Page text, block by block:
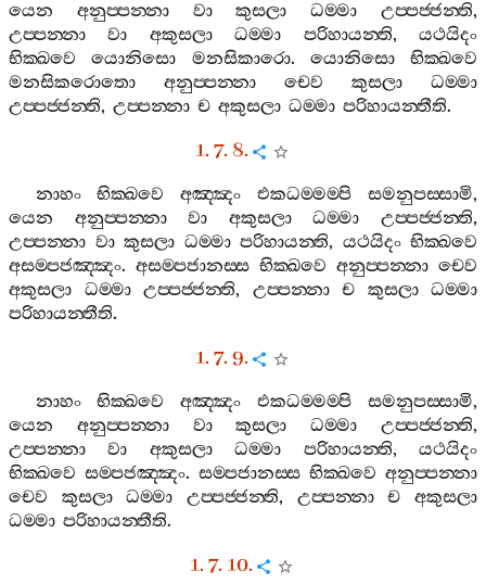
යෙන
අනුප‍්පන‍්නා වා කුසලා ධම‍්මා උප‍්පජ‍්ජන‍්ති,
උප‍්පන‍්නා
වා අකුසලා ධම‍්මා පරිහායන‍්ති,යථයිදං
භික‍්ඛවෙ
යොනිසො මනසිකාරො. යොනිසො
භික‍්ඛවෙ
මනසිකරොතො
අනුප‍්පන‍්නා චෙව කුසලා
ධම‍්මා
උප‍්පජ‍්ජන‍්ති, උප‍්පන‍්නා ච අකුසලා ධම‍්මා පරිහායන‍්තීති.
1. 7. 8.
නාහං භික‍්ඛවෙ අඤ‍්ඤං එකධම‍්මම‍්පි සමනුපස‍්සාමි,
යෙන
අනුප‍්පන‍්නා වා අකුසලා ධම‍්මා උප‍්පජ‍්ජන‍්ති,
උප‍්පන‍්නා වා කුසලා ධම‍්මා පරිහායන‍්ති, යථයිදං භික‍්ඛවෙ
අසම‍්පජඤ‍්ඤං. අසම‍්පජානස‍්ස භික‍්ඛවෙ අනුප‍්පන‍්නා චෙව
අකුසලා
ධම‍්මා උප‍්පජ‍්ජන‍්ති, උප‍්පන‍්නා ච කුසලා
ධම‍්මා
පරිහායන‍්තීති.
1. 7. 9.
නාහං භික‍්ඛවෙ අඤ‍්ඤං එකධම‍්මම‍්පි සමනුපස‍්සාමි,
යෙන
අනුප‍්පන‍්නා වා කුසලා ධම‍්මා උප‍්පජ‍්ජන‍්ති,
උප‍්පන‍්නා
වා අකුසලා ධම‍්මා පරිහායන‍්ති,යථයිදං
භික‍්ඛවෙ සම‍්පජඤ‍්ඤං. සම‍්පජානස‍්ස භික‍්ඛවෙ අනුප‍්පන‍්නා
චෙව
කුසලා ධම‍්මා උප‍්පජ‍්ජන‍්ති, උප‍්පන‍්නා ච
අකුසලා
ධම‍්මා පරිහායන‍්තීති.
1. 7. 10.